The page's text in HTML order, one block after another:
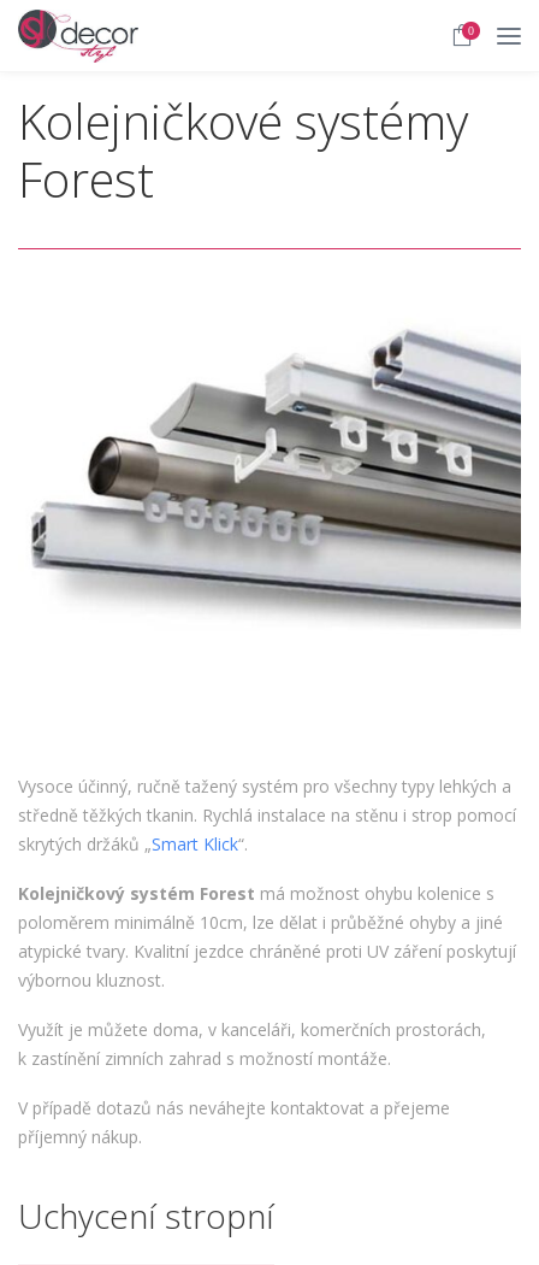
0
Kolejničkové systémy
Forest
Vysoce účinný, ručně tažený systém pro všechny typy lehkých a
středně těžkých tkanin. Rychlá instalace na stěnu i strop pomocí
skrytých držáků „Smart Klick“.
Kolejničkový systém Forest má možnost ohybu kolenice s
poloměrem minimálně 10cm, lze dělat i průběžné ohyby a jiné
atypické tvary. Kvalitní jezdce chráněné proti UV záření poskytují
výbornou kluznost.
Využít je můžete doma, v kanceláři, komerčních prostorách,
k zastínění zimních zahrad s možností montáže.
V případě dotazů nás neváhejte kontaktovat a přejeme
příjemný nákup.
Uchycení stropní